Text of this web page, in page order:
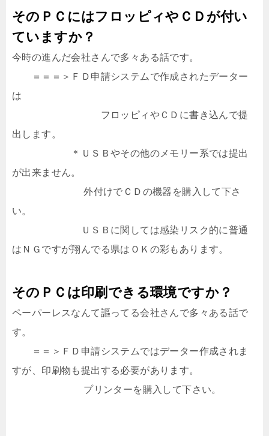
そのＰＣにはフロッピィやＣＤが付い
ていますか？
今時の進んだ会社さんで多々ある話です。
＝＝＝＞ＦＤ申請システムで作成されたデーター
は
フロッピィやＣＤに書き込んで提
出します。
＊ＵＳＢやその他のメモリー系では提出
が出来ません。
外付けでＣＤの機器を購入して下さ
い。
ＵＳＢに関しては感染リスク的に普通
はＮＧですが翔んでる県はＯＫの彩もあります。
そのＰＣは印刷できる環境ですか？
ペーパーレスなんて謳ってる会社さんで多々ある話で
す。
＝＝＞ＦＤ申請システムではデーター作成されま
すが、印刷物も提出する必要があります。
プリンターを購入して下さい。